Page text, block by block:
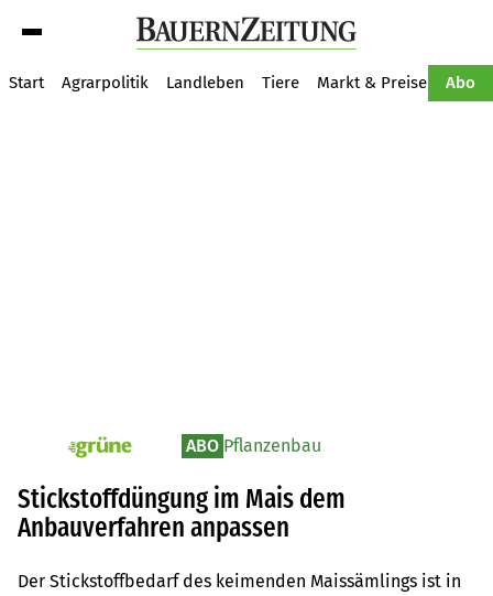
Start Agrarpolitik Landleben Tiere Markt & Preise Abo
pv_die-grune-online ABO Pflanzenbau
Stickstoffdüngung im Mais dem
Anbauverfahren anpassen
Der Stickstoffbedarf des keimenden Maissämlings ist in